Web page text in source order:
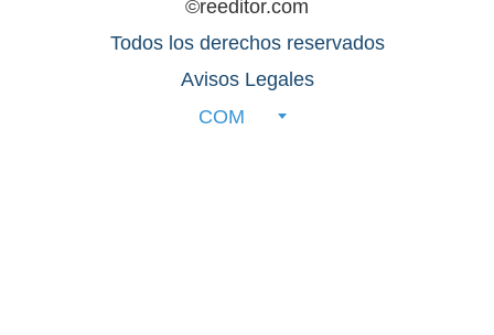
©reeditor.com
Todos los derechos reservados
Avisos Legales